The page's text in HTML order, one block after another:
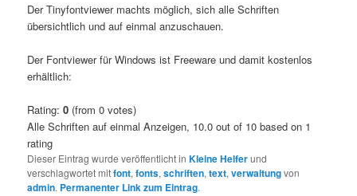
Der Tinyfontviewer machts möglich, sich alle Schriften
übersichtlich und auf einmal anzuschauen.
Der Fontviewer für Windows ist Freeware und damit kostenlos
erhältlich:
Rating:0 (from 0 votes)
Alle Schriften auf einmal Anzeigen, 10.0 out of 10 based on 1
rating
Dieser Eintrag wurde veröffentlicht inKleine Helferund
verschlagwortet mitfont,fonts,schriften,text,verwaltungvon
admin. Permanenter Link zum Eintrag.